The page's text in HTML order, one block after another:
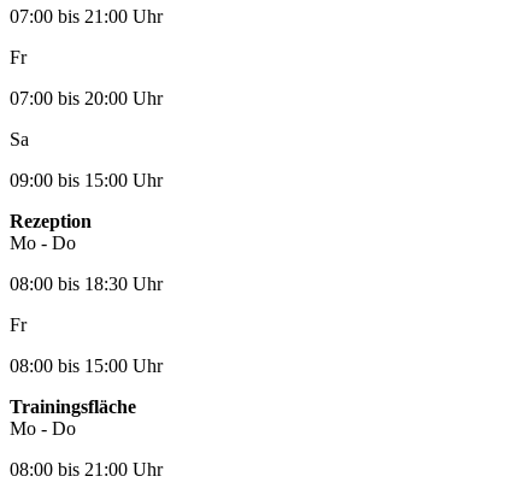
07:00 bis 21:00 Uhr
Fr
07:00 bis 20:00 Uhr
Sa
09:00 bis 15:00 Uhr
Rezeption
Mo - Do
08:00 bis 18:30 Uhr
Fr
08:00 bis 15:00 Uhr
Trainingsfläche
Mo - Do
08:00 bis 21:00 Uhr